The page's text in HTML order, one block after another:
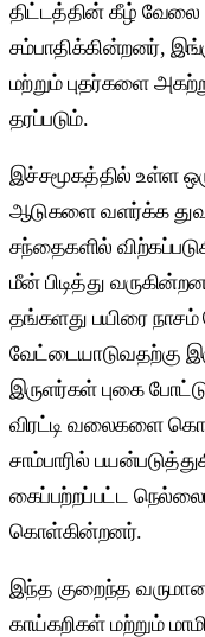
திட்டத்தின் கீழ் வேலை
சம்பாதிக்கின்றனர்,
மற்றும் புதர்களை
தரப்படும்.
இச்சமூகத்தில் உள்ள
ஆடுகளை வளர்க்க
சந்தைகளில்
மீன் பிடித்து
தங்களது பயிரை
வேட்டையாடுவதற்கு
இருளர்கள் புகை
விரட்டி வலைகளை
சாம்பாரில்
கைப்பற்றப்பட்ட
கொள்கின்றனர்.
இந்த குறைந்த
காய்கறிகள் மற்றும்